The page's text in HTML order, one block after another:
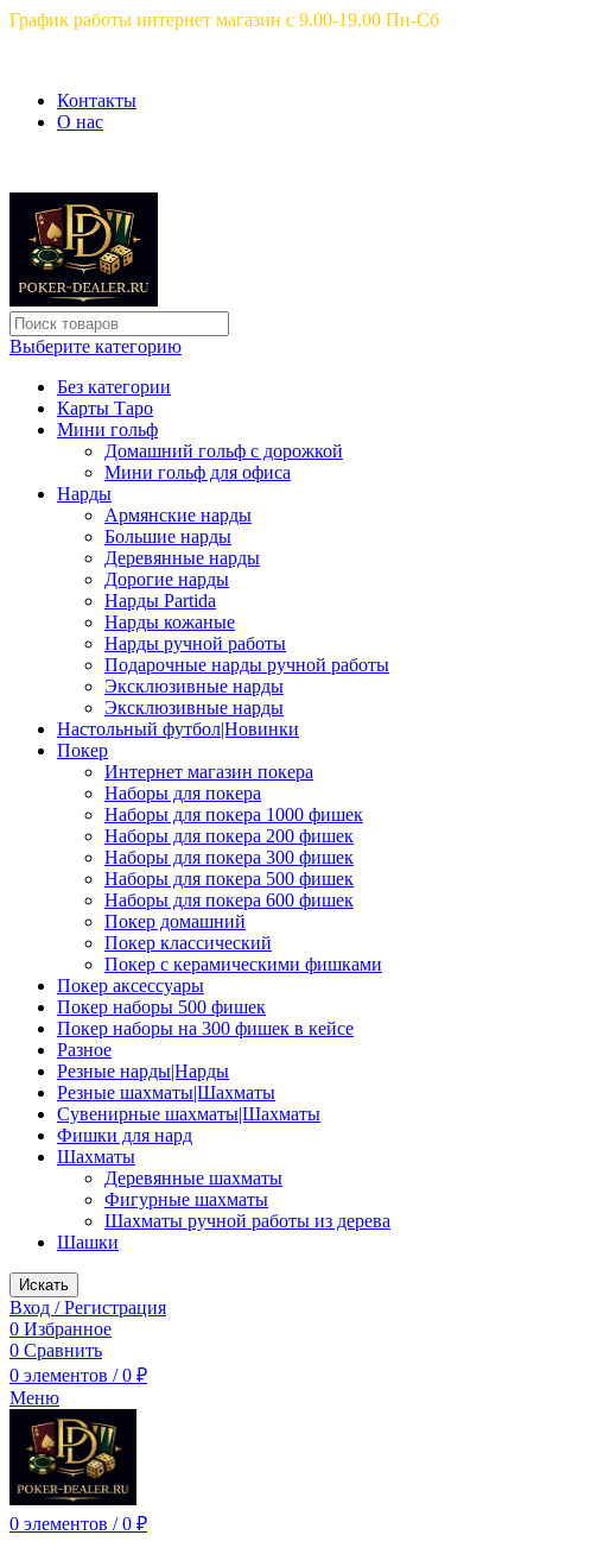
График работы интернет магазин с 9.00-19.00 Пн-Сб
Контакты
О нас
Выберите категорию
Без категории
Карты Таро
Мини гольф
Домашний гольф с дорожкой
Мини гольф для офиса
Нарды
Армянские нарды
Большие нарды
Деревянные нарды
Дорогие нарды
Нарды Partida
Нарды кожаные
Нарды ручной работы
Подарочные нарды ручной работы
Эксклюзивные нарды
Эксклюзивные нарды
Настольный футбол|Новинки
Покер
Интернет магазин покера
Наборы для покера
Наборы для покера 1000 фишек
Наборы для покера 200 фишек
Наборы для покера 300 фишек
Наборы для покера 500 фишек
Наборы для покера 600 фишек
Покер домашний
Покер классический
Покер с керамическими фишками
Покер аксессуары
Покер наборы 500 фишек
Покер наборы на 300 фишек в кейсе
Разное
Резные нарды|Нарды
Резные шахматы|Шахматы
Сувенирные шахматы|Шахматы
Фишки для нард
Шахматы
Деревянные шахматы
Фигурные шахматы
Шахматы ручной работы из дерева
Шашки
Искать
Вход / Регистрация
0 Избранное
0 Сравнить
0 элементов / 0 ₽
Меню
0 элементов / 0 ₽